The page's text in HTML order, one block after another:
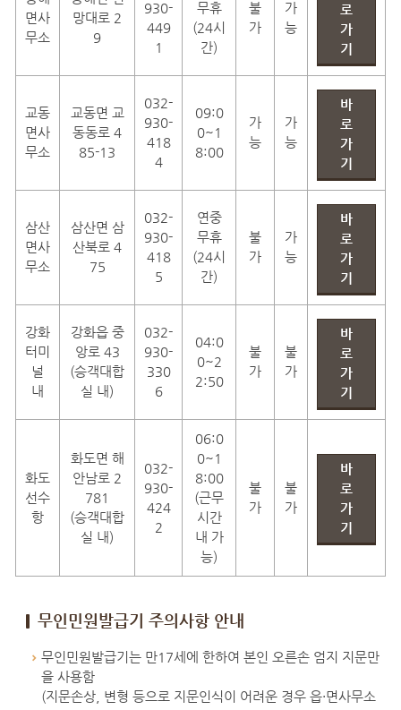
면사
무소
망대로 2
9
930-
449
1
무휴
(24시
간)
불
가
가
능
로
가
기
교동
면사
무소
교동면 교
동동로 4
85-13
032-
930-
418
4
09:0
0~1
8:00
가
능
가
능
바
로
가
기
삼산
면사
무소
삼산면 삼
산북로 4
75
032-
930-
418
5
연중
무휴
(24시
간)
불
가
가
능
바
로
가
기
강화
터미
널
내
강화읍 중
앙로 43
(승객대합
실 내)
032-
930-
330
6
04:0
0~2
2:50
불
가
불
가
바
로
가
기
화도
선수
항
화도면 해
안남로 2
781
(승객대합
실 내)
032-
930-
424
2
06:0
0~1
8:00
(근무
시간
내 가
능)
불
가
불
가
바
로
가
기
무인민원발급기 주의사항 안내
무인민원발급기는 만17세에 한하여 본인 오른손 엄지 지문만
을 사용함
(지문손상, 변형 등으로 지문인식이 어려운 경우 읍·면사무소